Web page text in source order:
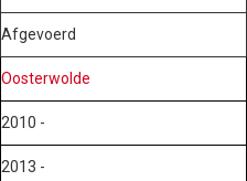
Afgevoerd
Oosterwolde
2010 -
2013 -